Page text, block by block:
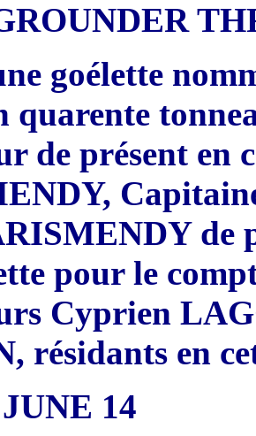
goélette
de présent en
de
pour le
Cyprien
résidants en
14